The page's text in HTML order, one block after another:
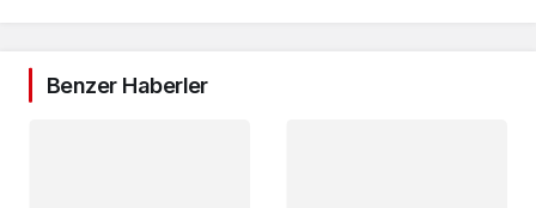
Benzer Haberler